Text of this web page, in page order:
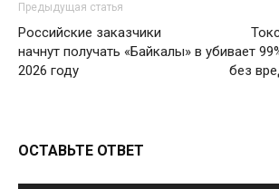
Предыдущая статья
Российские заказчики
начнут получать «Байкалы» в
2026 году
убивает
без
ОСТАВЬТЕ ОТВЕТ